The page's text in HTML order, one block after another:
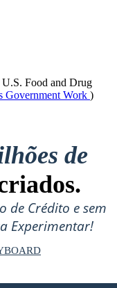
Food and Drug
Government Work )
de
de Crédito e sem
Experimentar!